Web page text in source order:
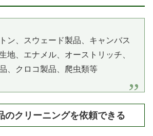
ン、スウェード製品、キャンバス
地、エナメル、オーストリッチ、
、クロコ製品、爬虫類等
のクリーニングを依頼できる